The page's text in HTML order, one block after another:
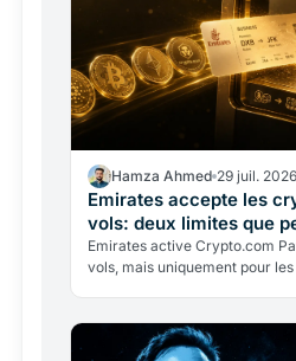
Hamza Ahmed 29 juil. 2026
Emirates accepte les
vols: deux limites que
Emirates active Crypto.com
vols, mais uniquement pour les